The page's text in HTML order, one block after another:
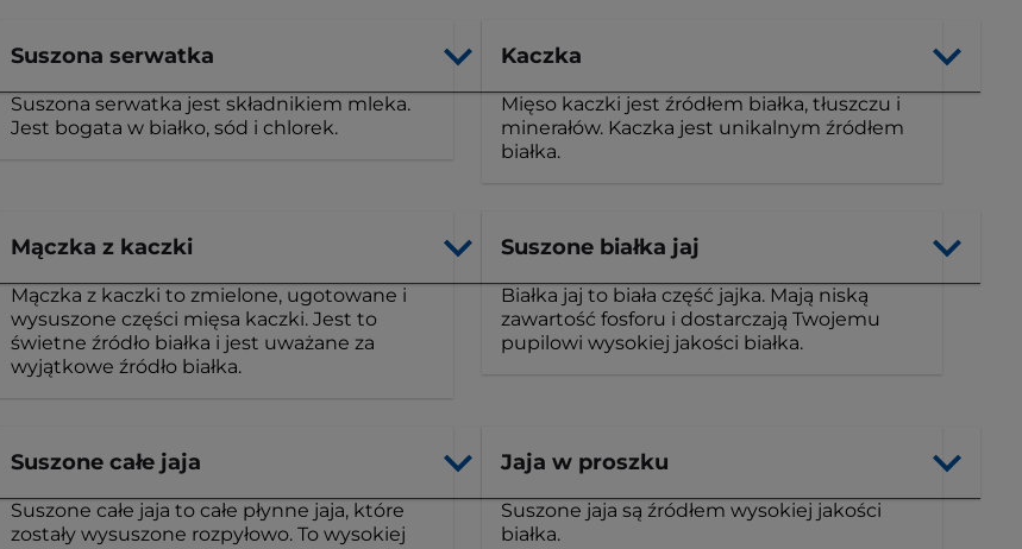
Suszona serwatka
Suszona serwatka jest składnikiem mleka.
Jest bogata w białko, sód i chlorek.
Kaczka
Mięso kaczki jest źródłem białka, tłuszczu i
minerałów. Kaczka jest unikalnym źródłem
białka.
Mączka z kaczki
Mączka z kaczki to zmielone, ugotowane i
wysuszone części mięsa kaczki. Jest to
świetne źródło białka i jest uważane za
wyjątkowe źródło białka.
Suszone białka jaj
Białka jaj to biała część jajka. Mają niską
zawartość fosforu i dostarczają Twojemu
pupilowi ​​wysokiej jakości białka.
Suszone całe jaja
Suszone całe jaja to całe płynne jaja, które
zostały wysuszone rozpyłowo. To wysokiej
Jaja w proszku
Suszone jaja są źródłem wysokiej jakości
białka.